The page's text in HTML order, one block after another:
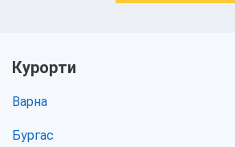
Курорти
Варна
Бургас